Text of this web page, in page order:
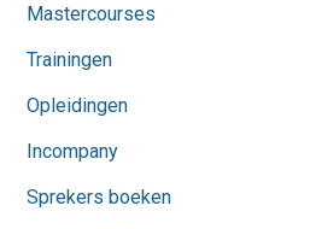
Mastercourses
Trainingen
Opleidingen
Incompany
Sprekers boeken